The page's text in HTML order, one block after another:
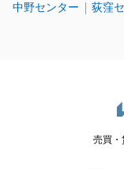
中野センター 荻窪
売買